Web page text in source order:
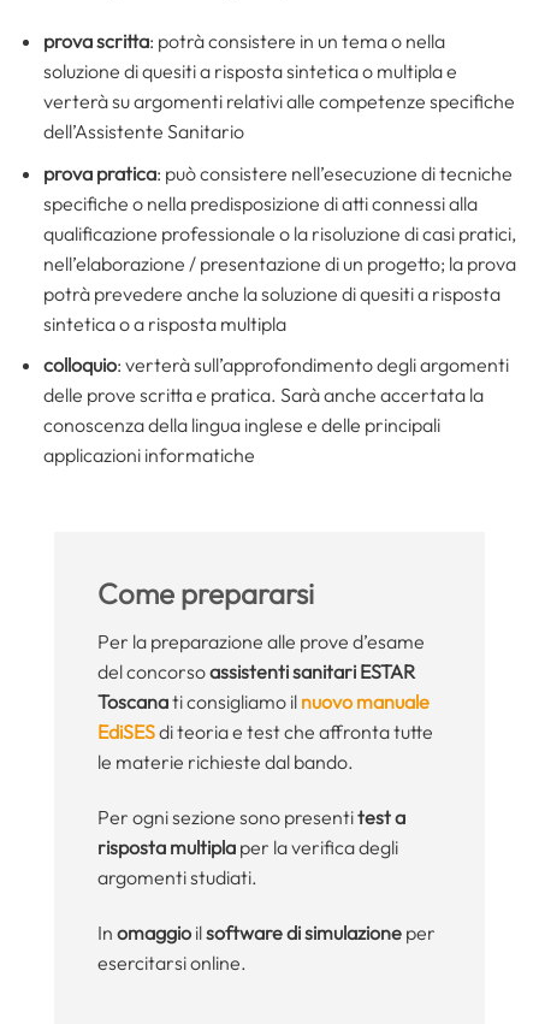
prova scritta: potrà consistere in un tema o nella
soluzione di quesiti a risposta sintetica o multipla e
verterà su argomenti relativi alle competenze specifiche
dell’Assistente Sanitario
prova pratica: può consistere nell’esecuzione di tecniche
specifiche o nella predisposizione di atti connessi alla
qualificazione professionale o la risoluzione di casi pratici,
nell’elaborazione / presentazione di un progetto; la prova
potrà prevedere anche la soluzione di quesiti a risposta
sintetica o a risposta multipla
colloquio: verterà sull’approfondimento degli argomenti
delle prove scritta e pratica. Sarà anche accertata la
conoscenza della lingua inglese e delle principali
applicazioni informatiche
Come prepararsi
Per la preparazione alle prove d’esame
del concorsoassistenti sanitari ESTAR
Toscanati consigliamo il nuovo manuale
EdiSESdi teoria e test che affronta tutte
le materie richieste dal bando.
Per ogni sezione sono presentitest a
risposta multiplaper la verifica degli
argomenti studiati.
In omaggioilsoftware di simulazioneper
esercitarsi online.